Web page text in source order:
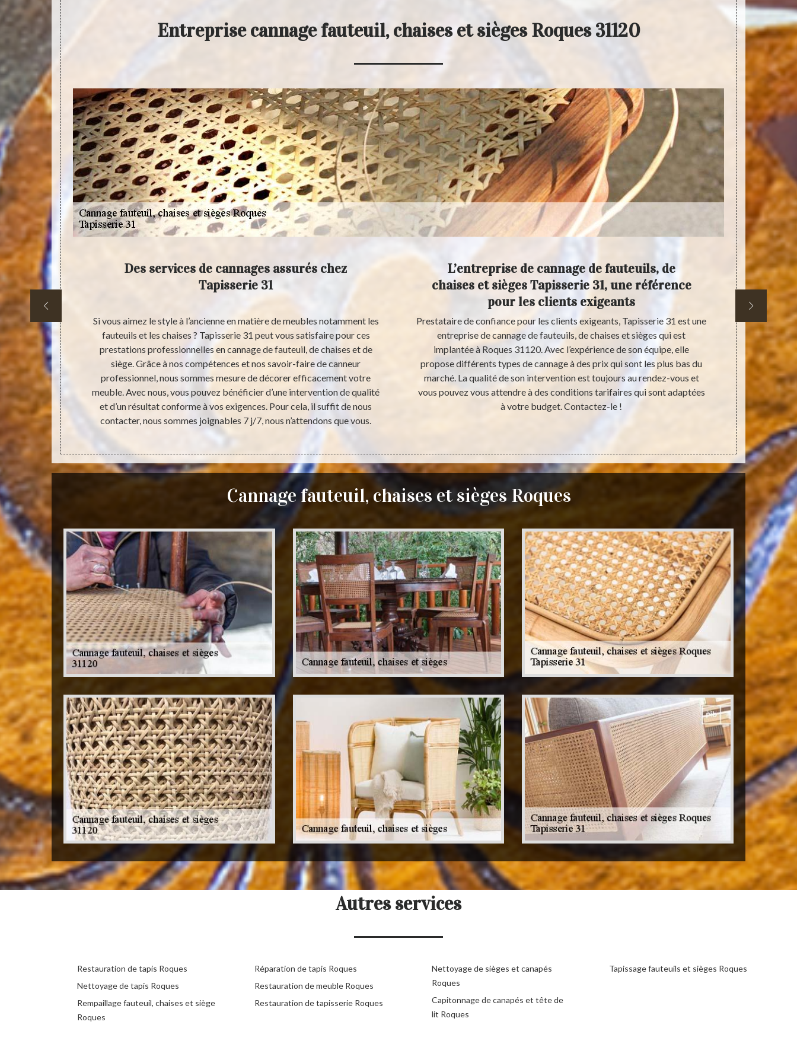
Entreprise cannage fauteuil, chaises et sièges Roques 31120
réparer un
Tapisserie
grande
sérieux
de sièges à
rendre sur
Des services de cannages assurés chez
Tapisserie 31
Si vous aimez le style à l’ancienne en matière de meubles notamment les
fauteuils et les chaises ? Tapisserie 31 peut vous satisfaire pour ces
prestations professionnelles en cannage de fauteuil, de chaises et de
siège. Grâce à nos compétences et nos savoir-faire de canneur
professionnel, nous sommes mesure de décorer efficacement votre
meuble. Avec nous, vous pouvez bénéficier d’une intervention de qualité
et d’un résultat conforme à vos exigences. Pour cela, il suffit de nous
contacter, nous sommes joignables 7 j/7, nous n’attendons que vous.
L’entreprise de cannage de fauteuils, de
chaises et sièges Tapisserie 31, une référence
pour les clients exigeants
Prestataire de confiance pour les clients exigeants, Tapisserie 31 est une
entreprise de cannage de fauteuils, de chaises et sièges qui est
implantée à Roques 31120. Avec l’expérience de son équipe, elle
propose différents types de cannage à des prix qui sont les plus bas du
marché. La qualité de son intervention est toujours au rendez-vous et
vous pouvez vous attendre à des conditions tarifaires qui sont adaptées
à votre budget. Contactez-le !
Pour
cannage
de se
proposer
rendant
Cannage fauteuil, chaises et sièges Roques
Autres services
Restauration de tapis Roques
Nettoyage de tapis Roques
Rempaillage fauteuil, chaises et siège
Roques
Réparation de tapis Roques
Restauration de meuble Roques
Restauration de tapisserie Roques
Nettoyage de sièges et canapés
Roques
Capitonnage de canapés et tête de
lit Roques
Tapissage fauteuils et sièges Roques